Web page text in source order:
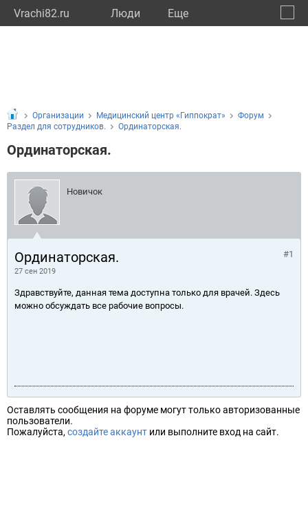
Vrachi82.ru Люди Eще
Организации Медицинский центр «Гиппократ»
Форум
Раздел для сотрудников.
Ординаторская.
Ординаторская.
Новичок
Ординаторская.
27 сен 2019
#1
Здравствуйте, данная тема доступна только для врачей. Здесь
можно обсуждать все рабочие вопросы.
Оставлять сообщения на форуме могут только авторизованные
пользователи.
Пожалуйста, создайте аккаунт или выполните вход на сайт.